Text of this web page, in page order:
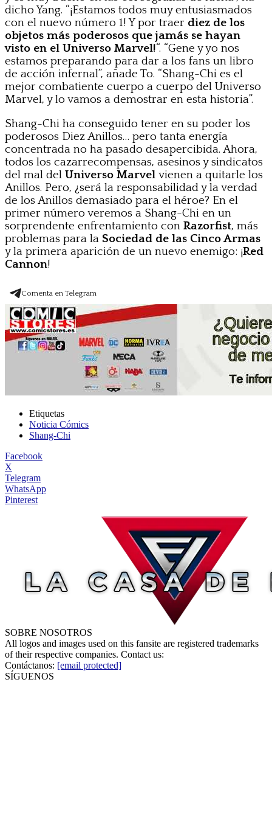
dicho Yang. “¡Estamos todos muy entusiasmados
con el nuevo número 1! Y por traer diez de los
objetos más poderosos que jamás se hayan
visto en el Universo Marvel!“. “Gene y yo nos
estamos preparando para dar a los fans un libro
de acción infernal”, añade To. “Shang-Chi es el
mejor combatiente cuerpo a cuerpo del Universo
Marvel, y lo vamos a demostrar en esta historia”.
Shang-Chi ha conseguido tener en su poder los
poderosos Diez Anillos… pero tanta energía
concentrada no ha pasado desapercibida. Ahora,
todos los cazarrecompensas, asesinos y sindicatos
del mal del Universo Marvel vienen a quitarle los
Anillos. Pero, ¿será la responsabilidad y la verdad
de los Anillos demasiado para el héroe? En el
primer número veremos a Shang-Chi en un
sorprendente enfrentamiento con Razorfist, más
problemas para la Sociedad de las Cinco Armas
y la primera aparición de un nuevo enemigo: ¡Red
Cannon!
Comenta en Telegram
Etiquetas
Noticia Cómics
Shang-Chi
Facebook
X
Telegram
WhatsApp
Pinterest
SOBRE NOSOTROS
All logos and images used on this fansite are registered trademarks
of their respective companies. Contact us:
Contáctanos: [email protected]
SÍGUENOS